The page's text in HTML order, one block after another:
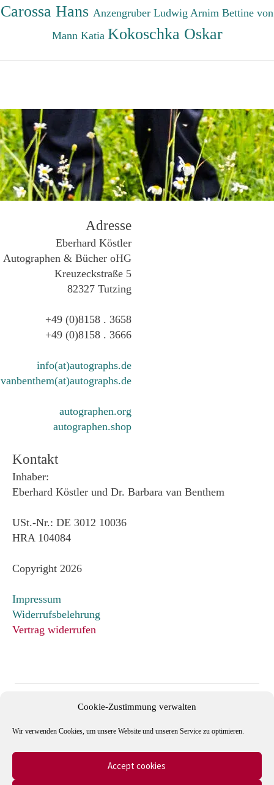
Cookie-Zustimmung verwalten
Wir verwenden Cookies, um unsere Website und unseren Service zu optimieren.
Accept cookies
Carossa Hans Anzengruber Ludwig Arnim Bettine von
Mann Katia Kokoschka Oskar
Adresse
Eberhard Köstler
Autographen & Bücher oHG
Kreuzeckstraße 5
82327 Tutzing
+49 (0)8158 . 3658
+49 (0)8158 . 3666
info(at)autographs.de
vanbenthem(at)autographs.de
autographen.org
autographen.shop
Kontakt
Inhaber:
Eberhard Köstler und Dr. Barbara van Benthem
USt.-Nr.: DE 3012 10036
HRA 104084
Copyright 2026
Impressum
Widerrufsbelehrung
Vertrag widerrufen